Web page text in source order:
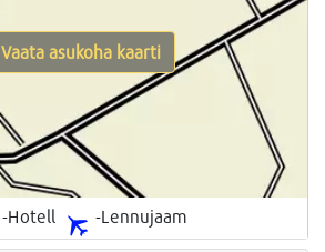
-Hotell -Lennujaam
Vaata asukoha kaarti